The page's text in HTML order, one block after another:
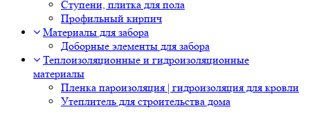
Ступени, плитка для пола
Профильный кирпич
Материалы для забора
Доборные элементы для забора
Теплоизоляционные и гидроизоляционные
материалы
Пленка пароизоляция | гидроизоляция для кровли
Утеплитель для строительства дома